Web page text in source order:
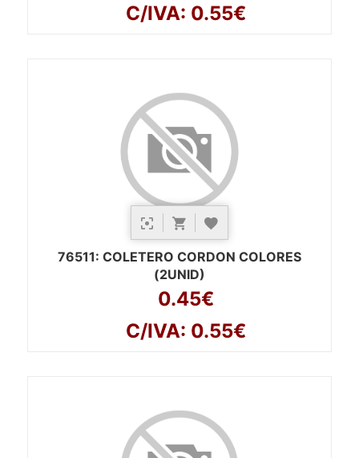
C/IVA: 0.55€
76511: COLETERO CORDON COLORES
(2UNID)
0.45€
C/IVA: 0.55€